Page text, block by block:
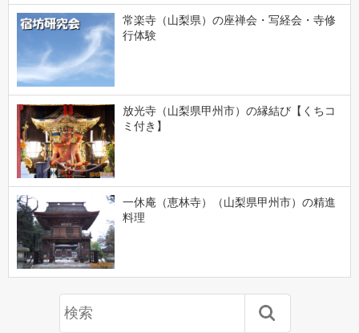
常楽寺（山梨県）の座禅会・写経会・寺修
行体験
放光寺（山梨県甲州市）の縁結び【くちコ
ミ付き】
一休庵（恵林寺）（山梨県甲州市）の精進
料理